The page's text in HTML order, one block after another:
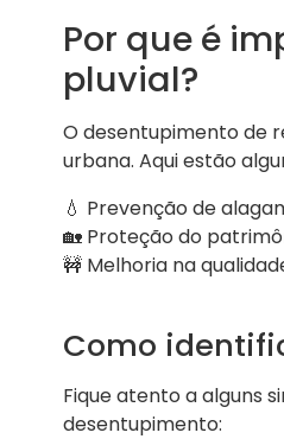
Por que é
pluvial?
O desentupimento de
urbana. Aqui estão
💧 Prevenção de
🏡 Proteção do
🚧 Melhoria na
Como
Fique atento a alguns
desentupimento: